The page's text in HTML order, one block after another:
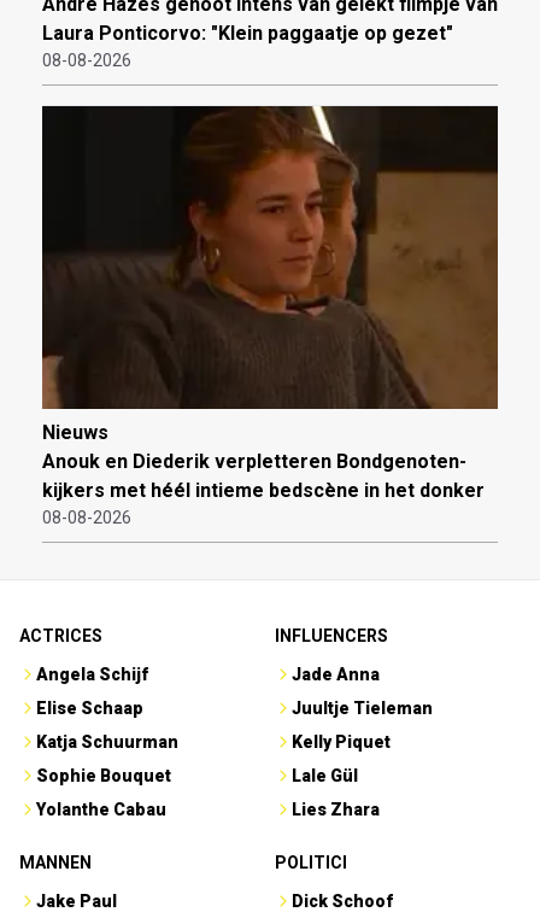
Laura Ponticorvo: "Klein paggaatje op gezet"
08-08-2026
Nieuws
Anouk en Diederik verpletteren Bondgenoten-
kijkers met héél intieme bedscène in het donker
08-08-2026
ACTRICES
Angela Schijf
Elise Schaap
Katja Schuurman
Sophie Bouquet
Yolanthe Cabau
INFLUENCERS
Jade Anna
Juultje Tieleman
Kelly Piquet
Lale Gül
Lies Zhara
MANNEN
Jake Paul
POLITICI
Dick Schoof